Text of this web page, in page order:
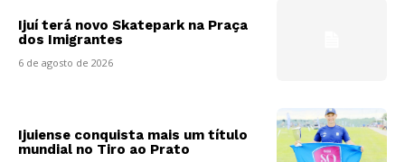
Ijuí terá novo Skatepark na Praça
dos Imigrantes
6 de agosto de 2026
Ijuiense conquista mais um título
mundial no Tiro ao Prato